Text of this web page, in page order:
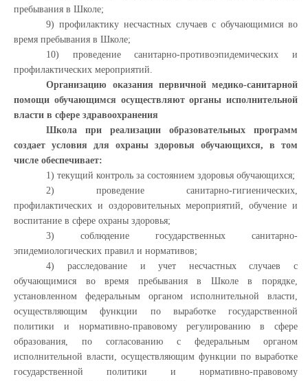
пребывания в Школе;
9) профилактику несчастных случаев с обучающимися во
время пребывания в Школе;
10) проведение санитарно-противоэпидемических и
профилактических мероприятий.
Организацию оказания первичной медико-санитарной
помощи обучающимся осуществляют органы исполнительной
власти в сфере здравоохранения
Школа при реализации образовательных программ
создает условия для охраны здоровья обучающихся, в том
числе обеспечивает:
1) текущий контроль за состоянием здоровья обучающихся;
2) проведение санитарно-гигиенических,
профилактических и оздоровительных мероприятий, обучение и
воспитание в сфере охраны здоровья;
3) соблюдение государственных санитарно-
эпидемиологических правил и нормативов;
4) расследование и учет несчастных случаев с
обучающимися во время пребывания в Школе в порядке,
установленном федеральным органом исполнительной власти,
осуществляющим функции по выработке государственной
политики и нормативно-правовому регулированию в сфере
образования, по согласованию с федеральным органом
исполнительной власти, осуществляющим функции по выработке
государственной политики и нормативно-правовому